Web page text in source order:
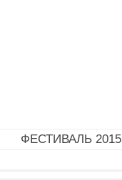
ФЕСТИВАЛЬ 2015